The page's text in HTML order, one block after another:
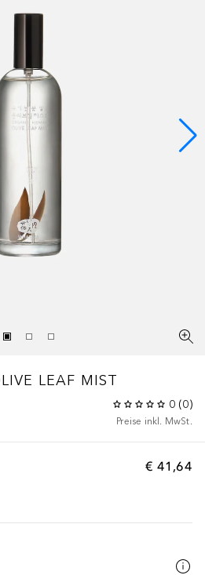
LEAF MIST
0 (0)
Preise inkl. MwSt.
€ 41,64